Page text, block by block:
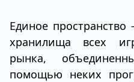
Единое
хранилища всех
рынка,
помощью неких